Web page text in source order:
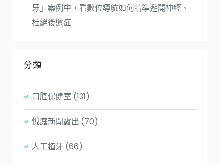
牙」案例中，看數位導航如何精準避開神經、
杜絕後遺症
分類
口腔保健室 (131)
悅庭新聞露出 (70)
人工植牙 (66)